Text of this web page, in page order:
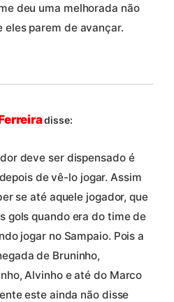
deu uma melhorada não
eles parem de avançar.
disse:
deve ser dispensado é
de vê-lo jogar. Assim
se até aquele jogador, que
gols quando era do time de
jogar no Sampaio. Pois a
de Bruninho,
Alvinho e até do Marco
este ainda não disse